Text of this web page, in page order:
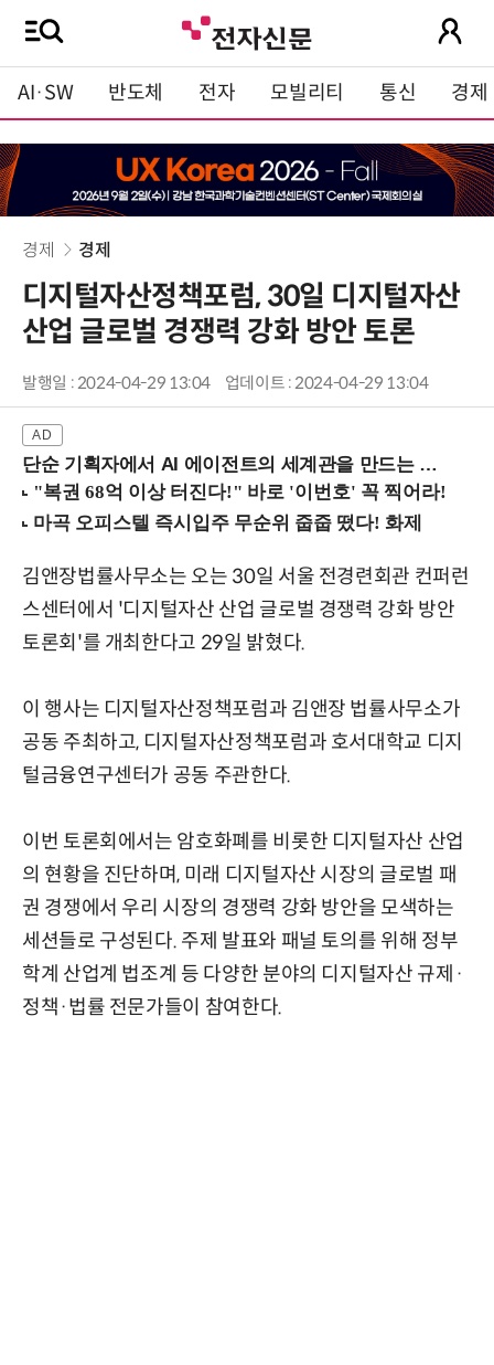
AI·SW 반도체 전자 모빌리티 통신 경제
경제 경제
디지털자산정책포럼, 30일 디지털자산
산업 글로벌 경쟁력 강화 방안 토론
발행일 : 2024-04-29 13:04 업데이트 : 2024-04-29 13:04
단순 기획자에서 AI 에이전트의 세계관을 만드는 지식 설계자로.. (8/20 강남역)
김앤장법률사무소는 오는 30일 서울 전경련회관 컨퍼런
스센터에서 '디지털자산 산업 글로벌 경쟁력 강화 방안
토론회'를 개최한다고 29일 밝혔다.
이 행사는 디지털자산정책포럼과 김앤장 법률사무소가
공동 주최하고, 디지털자산정책포럼과 호서대학교 디지
털금융연구센터가 공동 주관한다.
이번 토론회에서는 암호화폐를 비롯한 디지털자산 산업
의 현황을 진단하며, 미래 디지털자산 시장의 글로벌 패
권 경쟁에서 우리 시장의 경쟁력 강화 방안을 모색하는
세션들로 구성된다. 주제 발표와 패널 토의를 위해 정부
학계 산업계 법조계 등 다양한 분야의 디지털자산 규제·
정책·법률 전문가들이 참여한다.